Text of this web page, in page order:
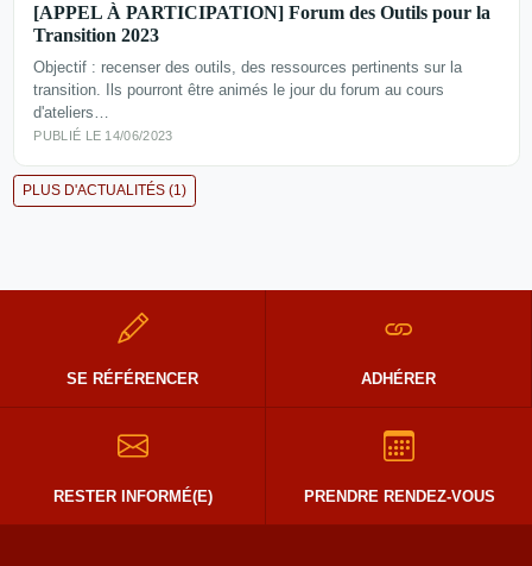
[APPEL À PARTICIPATION] Forum des Outils pour la
Transition 2023
Objectif : recenser des outils, des ressources pertinents sur la
transition. Ils pourront être animés le jour du forum au cours
d'ateliers…
PUBLIÉ LE 14/06/2023
PLUS D'ACTUALITÉS (1)
SE RÉFÉRENCER ADHÉRER
RESTER INFORMÉ(E) PRENDRE RENDEZ-VOUS